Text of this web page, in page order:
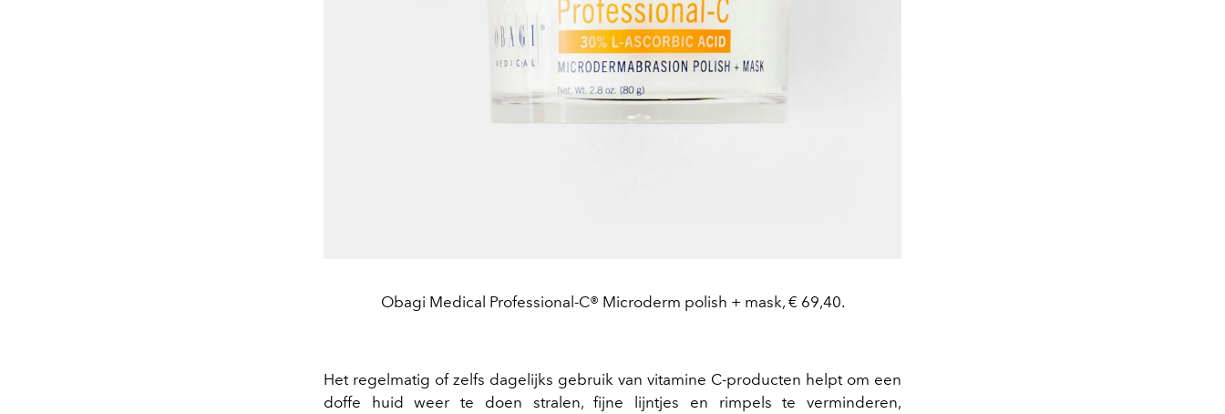
Obagi Medical Professional-C® Microderm polish + mask, € 69,40.
Het regelmatig of zelfs dagelijks gebruik van vitamine C-producten helpt om een
doffe huid weer te doen stralen, fijne lijntjes en rimpels te verminderen,